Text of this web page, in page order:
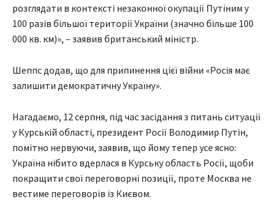
розглядати в контексті незаконної окупації Путіним у
100 разів більшої території України (значно більше 100
000 кв. км)», – заявив британський міністр.
Шеппс додав, що для припинення цієї війни «Росія має
залишити демократичну Україну».
Нагадаємо, 12 серпня, під час засідання з питань ситуації
у Курській області, президент Росії Володимир Путін,
помітно нервуючи, заявив, що йому тепер усе ясно:
Україна нібито вдерлася в Курську область Росії, щоби
покращити свої переговорні позиції, проте Москва не
вестиме переговорів із Києвом.